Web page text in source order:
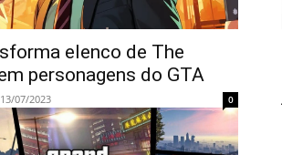
elenco de The
personagens do GTA
13/07/2023 0